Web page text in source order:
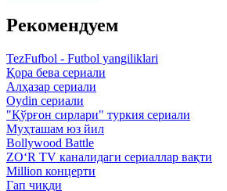
Рекомендуем
TezFufbol - Futbol yangiliklari
Қора бева сериали
Алҳазар сериали
Oydin сериали
"Қўрғон сирлари" туркия сериали
Муҳташам юз йил
Bollywood Battle
ZO‘R TV каналидаги сериаллар вақти
Million концерти
Гап чиқди